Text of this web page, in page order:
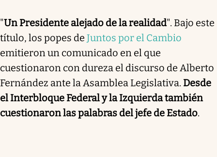
"Un Presidente alejado de la realidad". Bajo este
título, los popes de Juntos por el Cambio
emitieron un comunicado en el que
cuestionaron con dureza el discurso de Alberto
Fernández ante la Asamblea Legislativa. Desde
el Interbloque Federal y la Izquierda también
cuestionaron las palabras del jefe de Estado.